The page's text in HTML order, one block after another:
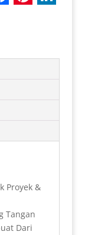
n
r
e
s
n
d
I
n
Proyek &
Tangan
Dari